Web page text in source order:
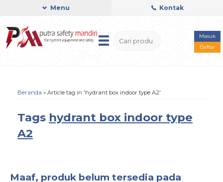
Menu Kontak
Masuk
Daftar
Beranda » Article tag in 'hydrant box indoor type A2'
Tags hydrant box indoor type
A2
Maaf, produk belum tersedia pada